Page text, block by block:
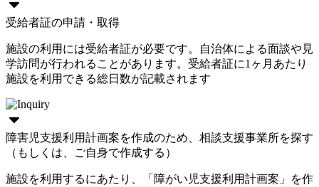
受給者証の申請・取得
施設の利用には受給者証が必要です。自治体による面談や見
学訪問が行われることがあります。受給者証に1ヶ月あたり
施設を利用できる総日数が記載されます
障害児支援利用計画案を作成のため、相談支援事業所を探す
（もしくは、ご自身で作成する）
施設を利用するにあたり、「障がい児支援利用計画案」を作